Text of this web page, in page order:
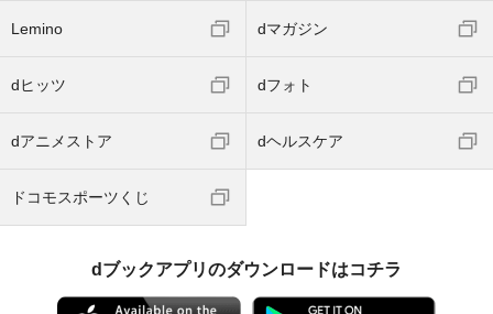
Lemino dマガジン
dヒッツ dフォト
dアニメストア dヘルスケア
ドコモスポーツくじ
dブックアプリのダウンロードはコチラ